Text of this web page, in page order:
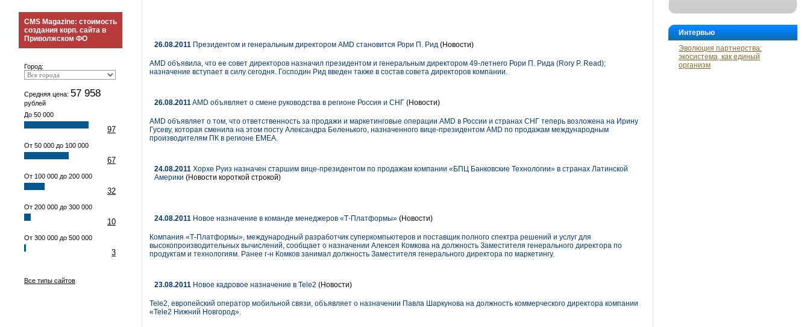
CMS Magazine: стоимость
создания корп. сайта в
Приволжском ФО
Город:
Средняя цена: 57 958
рублей
До 50 000
97
От 50 000 до 100 000
67
От 100 000 до 200 000
32
От 200 000 до 300 000
10
От 300 000 до 500 000
3
Все типы сайтов
Интервью
Эволюция партнерства:
экосистема, как единый
организм
26.08.2011 Президентом и генеральным директором AMD становится Рори П. Рид (Новости)
AMD объявила, что ее совет директоров назначил президентом и генеральным директором 49-летнего Рори П. Рида (Rory P. Read);
назначение вступает в силу сегодня. Господин Рид введен также в состав совета директоров компании.
26.08.2011AMD объявляет о смене руководства в регионе Россия и СНГ (Новости)
AMD объявляет о том, что ответственность за продажи и маркетинговые операции AMD в России и странах СНГ теперь возложена на Ирину
Гусеву, которая сменила на этом посту Александра Беленького, назначенного вице-президентом AMD по продажам международным
производителям ПК в регионе EMEA.
24.08.2011 Хорхе Руиз назначен старшим вице-президентом по продажам компании «БПЦ Банковские Технологии» в странах Латинской
Америки (Новости короткой строкой)
24.08.2011 Новое назначение в команде менеджеров «Т-Платформы» (Новости)
Компания «Т-Платформы», международный разработчик суперкомпьютеров и поставщик полного спектра решений и услуг для
высокопроизводительных вычислений, сообщает о назначении Алексея Комкова на должность Заместителя генерального директора по
продуктам и технологиям. Ранее г-н Комков занимал должность Заместителя генерального директора по маркетингу.
23.08.2011 Новое кадровое назначение в Tele2 (Новости)
Tele2, европейский оператор мобильной связи, объявляет о назначении Павла Шаркунова на должность коммерческого директора компании
«Tele2 Нижний Новгород».